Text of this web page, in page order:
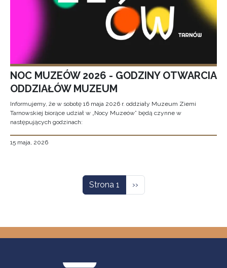
NOC MUZEÓW 2026 - GODZINY OTWARCIA
ODDZIAŁÓW MUZEUM
Informujemy, że w sobotę 16 maja 2026 r. oddziały Muzeum Ziemi
Tarnowskiej biorące udział w „Nocy Muzeów” będą czynne w
następujących godzinach:
15 maja, 2026
Strona 1 Następna strona
››